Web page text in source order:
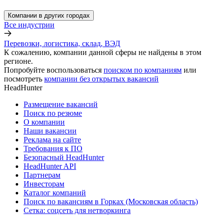
Компании в других городах
Все индустрии
Перевозки, логистика, склад, ВЭД
К сожалению, компании данной сферы не найдены в этом
регионе.
Попробуйте воспользоваться поиском по компаниям или
посмотреть компании без открытых вакансий
HeadHunter
Размещение вакансий
Поиск по резюме
О компании
Наши вакансии
Реклама на сайте
Требования к ПО
Безопасный HeadHunter
HeadHunter API
Партнерам
Инвесторам
Каталог компаний
Поиск по вакансиям в Горках (Московская область)
Сетка: соцсеть для нетворкинга